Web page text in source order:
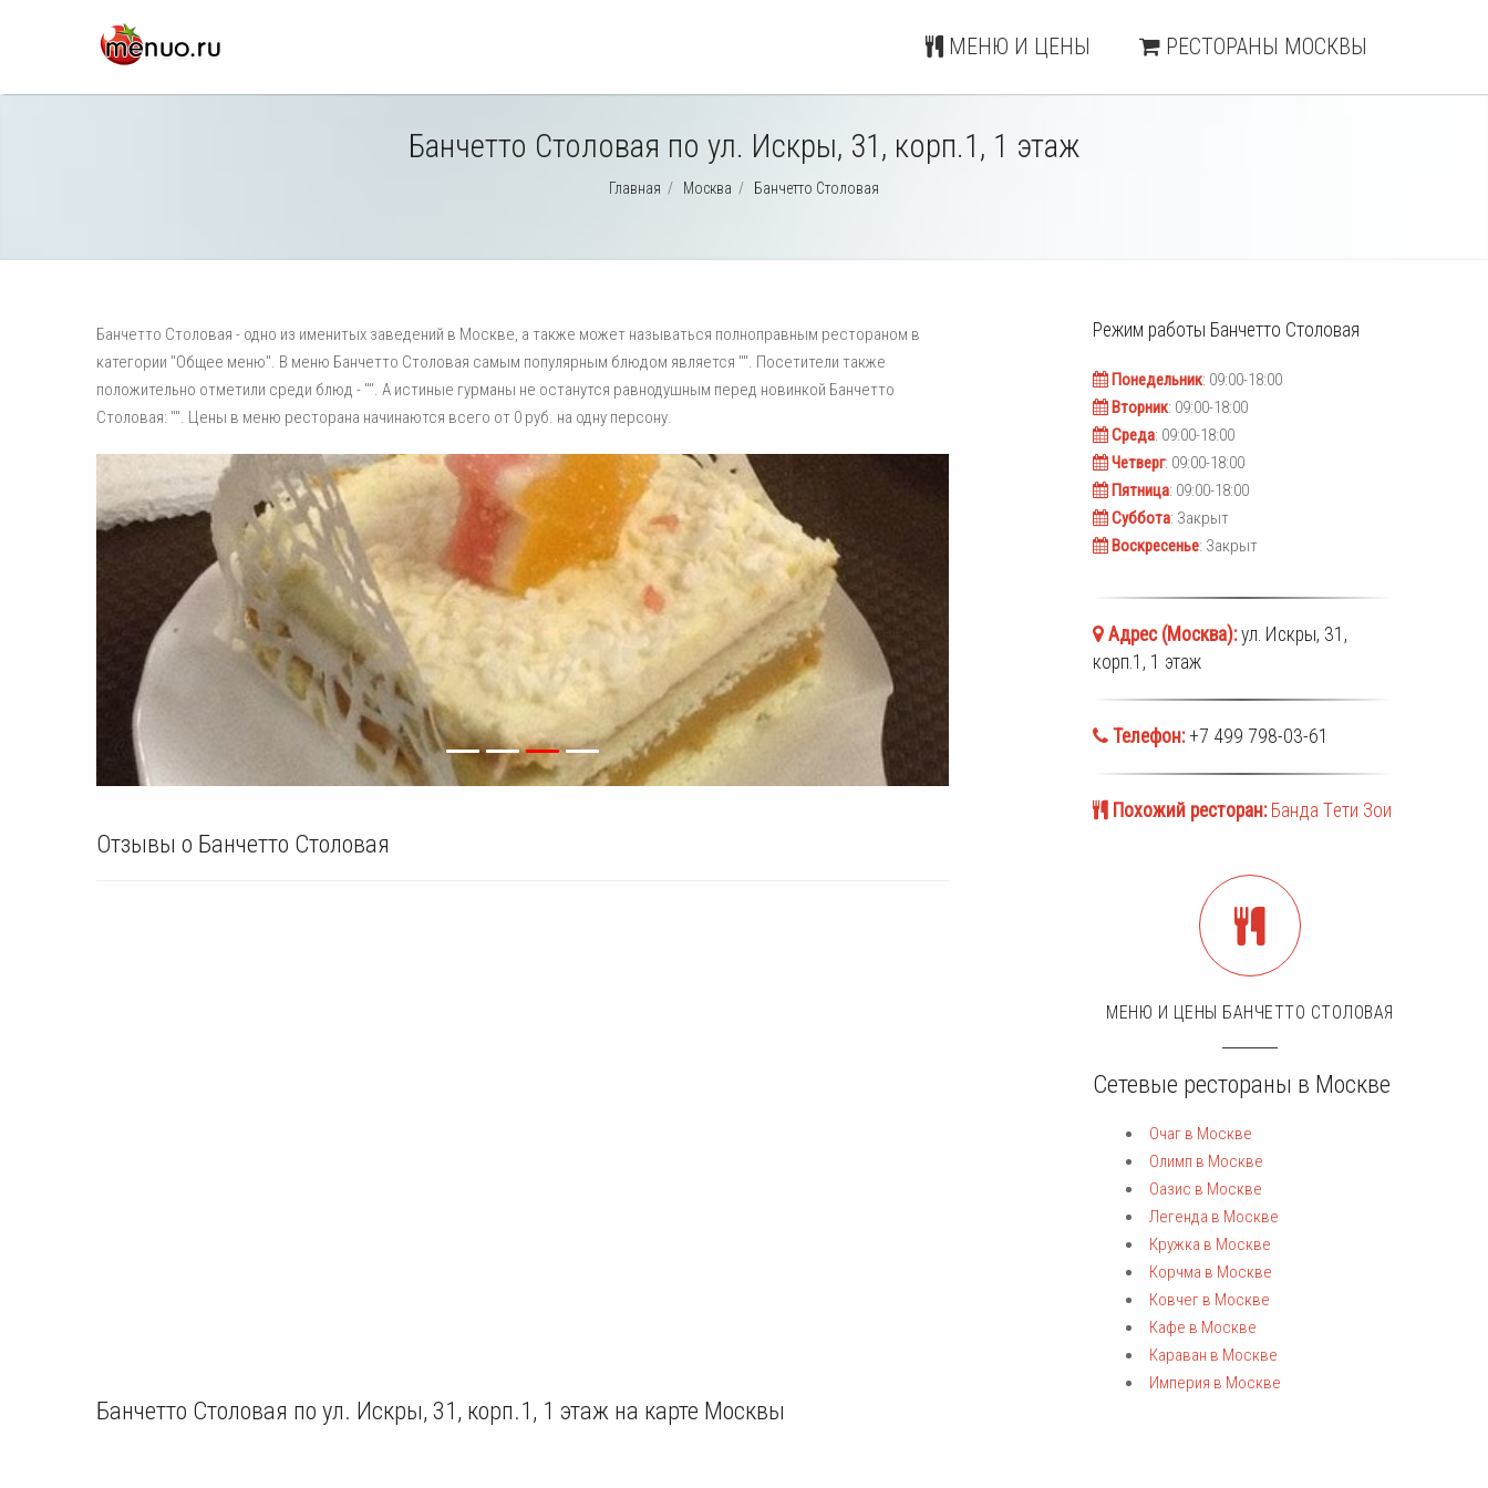
МЕНЮ И ЦЕНЫ РЕСТОРАНЫ МОСКВЫ
Банчетто Столовая по ул. Искры, 31, корп.1, 1 этаж
Главная / Москва / Банчетто Столовая
Банчетто Столовая - одно из именитых заведений в Москве, а также может называться полноправным рестораном в
категории "Общее меню". В меню Банчетто Столовая самым популярным блюдом является "". Посетители также
положительно отметили среди блюд - "". А истиные гурманы не останутся равнодушным перед новинкой Банчетто
Столовая: "". Цены в меню ресторана начинаются всего от 0 руб. на одну персону.
Отзывы о Банчетто Столовая
Режим работы Банчетто Столовая
Понедельник: 09:00-18:00
Вторник: 09:00-18:00
Среда: 09:00-18:00
Четверг: 09:00-18:00
Пятница: 09:00-18:00
Суббота: Закрыт
Воскресенье: Закрыт
Адрес (Москва): ул. Искры, 31,
корп.1, 1 этаж
Телефон: +7 499 798-03-61
Похожий ресторан: Банда Тeти Зои
МЕНЮ И ЦЕНЫ БАНЧЕТТО СТОЛОВАЯ
Сетевые рестораны в Москве
Очаг в Москве
Олимп в Москве
Оазис в Москве
Легенда в Москве
Кружка в Москве
Корчма в Москве
Ковчег в Москве
Кафе в Москве
Караван в Москве
Империя в Москве
Банчетто Столовая по ул. Искры, 31, корп.1, 1 этаж на карте Москвы